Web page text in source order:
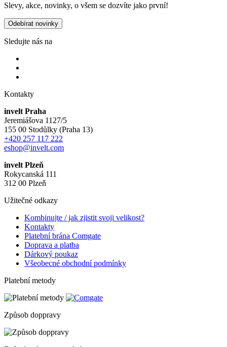
Slevy, akce, novinky, o všem se dozvíte jako první!
Odebírat novinky
Sledujte nás na
Kontakty
invelt Praha
Jeremiášova 1127/5
155 00 Stodůlky (Praha 13)
+420 257 117 222
eshop@invelt.com
invelt Plzeň
Rokycanská 111
312 00 Plzeň
Užitečné odkazy
Kombinujte / jak zjistit svoji velikost?
Kontakty
Platební brána Comgate
Doprava a platba
Dárkový poukaz
Všeobecné obchodní podmínky
Platební metody
Způsob doppravy